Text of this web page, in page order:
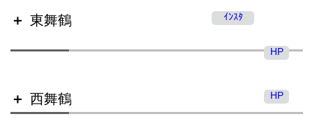
福知山高等学校 三和分校
工業高等学校
大江高等学校
東舞鶴 ｲﾝｽﾀ
HP
西舞鶴 HP